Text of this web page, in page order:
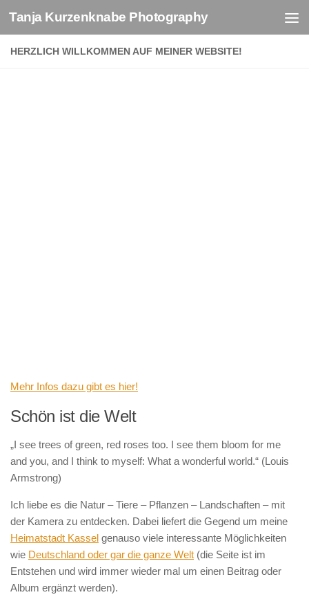
Zum Inhalt springen
Tanja Kurzenknabe Photography
HERZLICH WILLKOMMEN AUF MEINER WEBSITE!
Mehr Infos dazu gibt es hier!
Schön ist die Welt
„I see trees of green, red roses too. I see them bloom for me
and you, and I think to myself: What a wonderful world.“ (Louis
Armstrong)
Ich liebe es die Natur – Tiere – Pflanzen – Landschaften – mit
der Kamera zu entdecken. Dabei liefert die Gegend um meine
Heimatstadt Kassel genauso viele interessante Möglichkeiten
wie Deutschland oder gar die ganze Welt (die Seite ist im
Entstehen und wird immer wieder mal um einen Beitrag oder
Album ergänzt werden).